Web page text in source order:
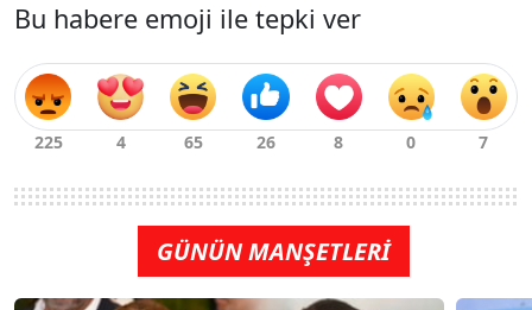
Bu habere emoji ile tepki ver
GÜNÜN MANŞETLERİ